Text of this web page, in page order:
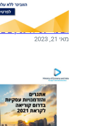
ע
ו
ל
וובינר: עשיית עסקים
מאי 21, 2023